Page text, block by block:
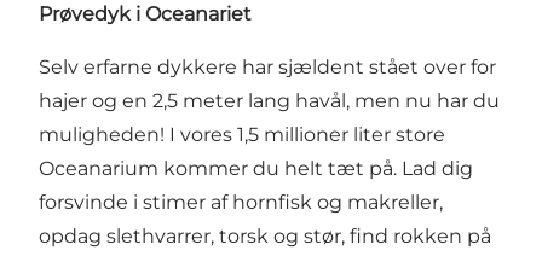
Prøvedyk i Oceanariet
Selv erfarne dykkere har sjældent stået over for
hajer og en 2,5 meter lang havål, men nu har du
muligheden! I vores 1,5 millioner liter store
Oceanarium kommer du helt tæt på. Lad dig
forsvinde i stimer af hornfisk og makreller,
opdag slethvarrer, torsk og stør, find rokken på